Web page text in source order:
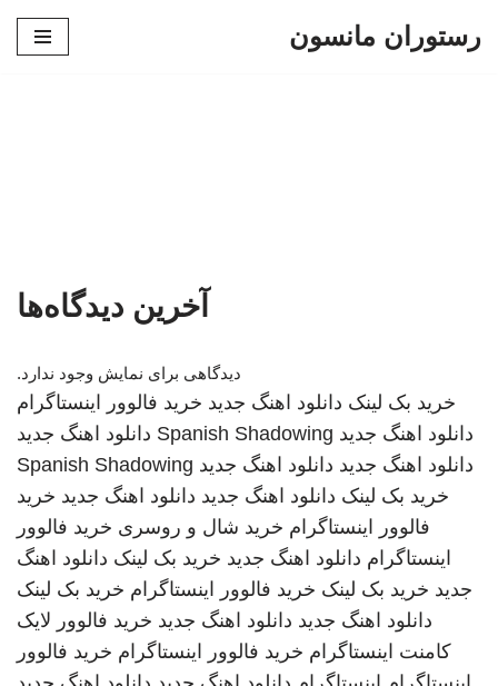
رستوران مانسون
آخرین دیدگاه‌ها
دیدگاهی برای نمایش وجود ندارد.
خرید بک لینک دانلود اهنگ جدید خرید فالوور اینستاگرام
دانلود اهنگ جدید Spanish Shadowing دانلود اهنگ جدید
دانلود اهنگ جدید دانلود اهنگ جدید Spanish Shadowing
خرید بک لینک دانلود اهنگ جدید دانلود اهنگ جدید خرید
فالوور اینستاگرام خرید شال و روسری خرید فالوور
اینستاگرام دانلود اهنگ جدید خرید بک لینک دانلود اهنگ
جدید خرید بک لینک خرید فالوور اینستاگرام خرید بک لینک
دانلود اهنگ جدید دانلود اهنگ جدید خرید فالوور لایک
کامنت اینستاگرام خرید فالوور اینستاگرام خرید فالوور